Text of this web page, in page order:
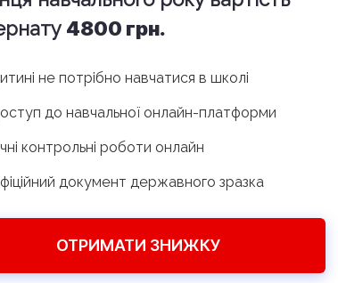
4800 грн.
не потрібно навчатися в школі
до навчальної онлайн-платформи
контрольні роботи онлайн
документ державного зразка
ОТРИМАТИ ЗНИЖКУ
метрополітену.
навантаженням. Тривале
і шум вимагають хорошого стану
не готових до нічних чергувань.
яка несправність або несвоєчасна